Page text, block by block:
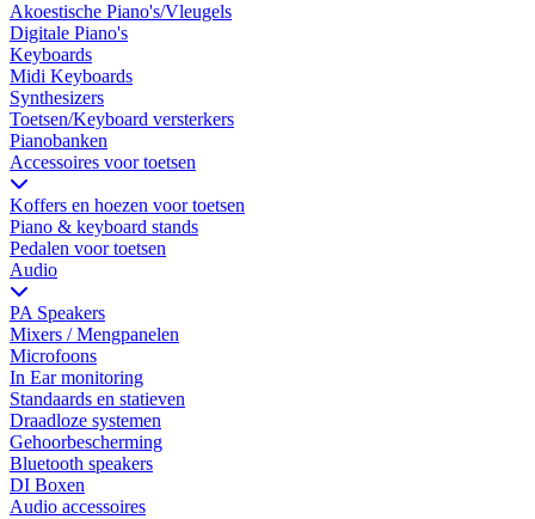
Akoestische Piano's/Vleugels
Digitale Piano's
Keyboards
Midi Keyboards
Synthesizers
Toetsen/Keyboard versterkers
Pianobanken
Accessoires voor toetsen
Koffers en hoezen voor toetsen
Piano & keyboard stands
Pedalen voor toetsen
Audio
PA Speakers
Mixers / Mengpanelen
Microfoons
In Ear monitoring
Standaards en statieven
Draadloze systemen
Gehoorbescherming
Bluetooth speakers
DI Boxen
Audio accessoires